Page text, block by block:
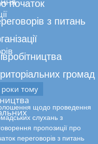
початок
з питань
громад
роки тому
щодо проведення
слухань з
пропозиції про
переговорів з питань